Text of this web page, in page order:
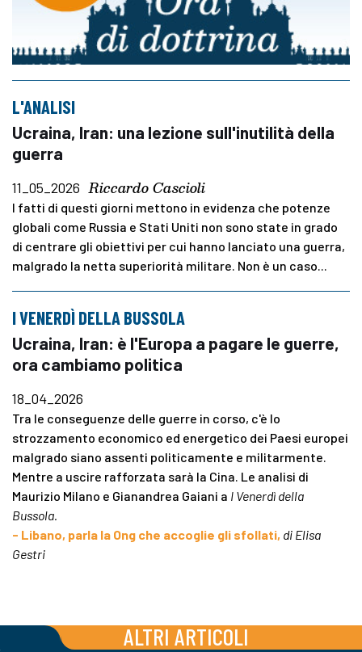
L'ANALISI
Ucraina, Iran: una lezione sull'inutilità della
guerra
11_05_2026 Riccardo Cascioli
I fatti di questi giorni mettono in evidenza che potenze
globali come Russia e Stati Uniti non sono state in grado
di centrare gli obiettivi per cui hanno lanciato una guerra,
malgrado la netta superiorità militare. Non è un caso...
I VENERDÌ DELLA BUSSOLA
Ucraina, Iran: è l'Europa a pagare le guerre,
ora cambiamo politica
18_04_2026
Tra le conseguenze delle guerre in corso, c'è lo
strozzamento economico ed energetico dei Paesi europei
malgrado siano assenti politicamente e militarmente.
Mentre a uscire rafforzata sarà la Cina. Le analisi di
Maurizio Milano e Gianandrea Gaiani a I Venerdì della
Bussola.
- Libano, parla la Ong che accoglie gli sfollati, di Elisa
Gestri
ALTRI ARTICOLI